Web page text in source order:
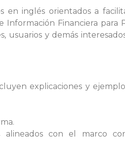
inglés orientados a
Financiera para
usuarios y demás
explicaciones y
con el marco